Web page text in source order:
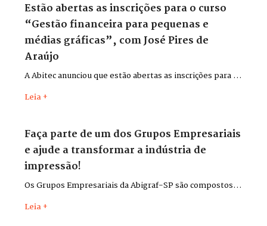
Estão abertas as inscrições para o curso
“Gestão financeira para pequenas e
médias gráficas”, com José Pires de
Araújo
A Abitec anunciou que estão abertas as inscrições para o
gráficas”, com o consultor José Pires de Araújo.
Leia +
Faça parte de um dos Grupos Empresariais
e ajude a transformar a indústria de
impressão!
Os Grupos Empresariais da Abigraf-SP são compostos
apresentar soluções, trocar experiências e contribuir,
Leia +